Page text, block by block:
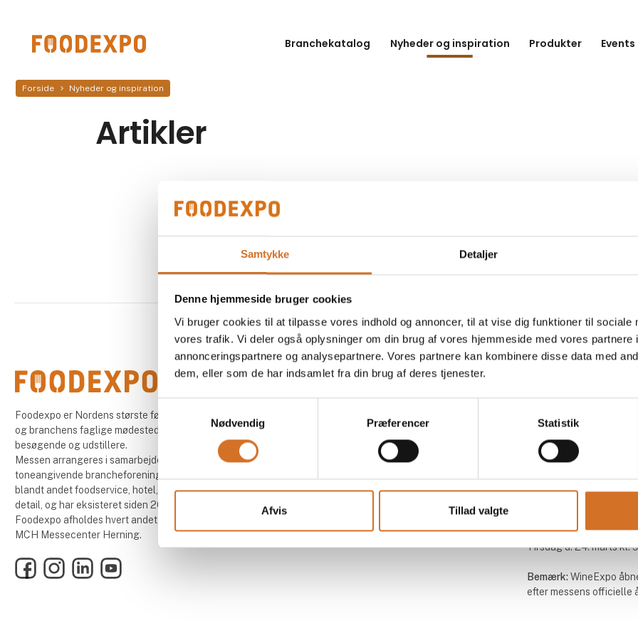
Samtykke Detaljer
Denne hjemmeside bruger cookies
Vi bruger cookies til at tilpasse vores indhold og annoncer, til at vise dig funktioner til sociale
vores trafik. Vi deler også oplysninger om din brug af vores hjemmeside med vores partnere
annonceringspartnere og analysepartnere. Vores partnere kan kombinere disse data med
dem, eller som de har indsamlet fra din brug af deres tjenester.
Nødvendig
Præferencer Statistik
Afvis Tillad valgte
Branchekatalog Nyheder og inspiration Produkter
Forside Nyheder og inspiration
Artikler
Foodexpo er Nordens største fødevaremesse
og branchens faglige mødested for både
besøgende og udstillere.
Messen arrangeres i samarbejde med 13
toneangivende brancheforeninger inden for
blandt andet foodservice, hotel, restaurant og
detail, og har eksisteret siden 2004.
Foodexpo afholdes hvert andet år, i lige år, i
MCH Messecenter Herning.
FacebookInstagramLinkedInYouTube
Find os
MCH Messecenter Herning
7400 Herning
Danmark
Telefon: +45 99 26 99
Mød os
Søndag d. 22. marts kl.
Mandag d. 23. marts kl.
Tirsdag d. 24. marts kl.
Bemærk:WineExpo
efter messens officielle